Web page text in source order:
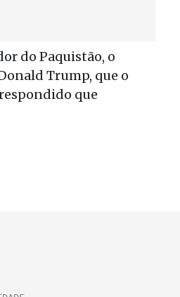
do Paquistão, o
Trump, que o
que